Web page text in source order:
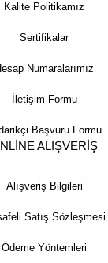
Kalite Politikamız
Sertifikalar
Numaralarımız
İletişim Formu
Başvuru Formu
ALIŞVERİŞ
Alışveriş Bilgileri
Satış Sözleşmesi
Ödeme Yöntemleri